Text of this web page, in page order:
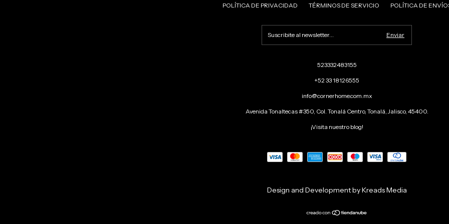
POLÍTICA DE PRIVACIDAD TÉRMINOS DE SERVICIO POLÍTICA DE
523332483155
+52 33 18126555
info@cornerhome.com.mx
Avenida Tonaltecas #350, Col. Tonalá Centro, Tonalá, Jalisco, 45400.
¡Visita nuestro blog!
Design and Development by Kreads Media